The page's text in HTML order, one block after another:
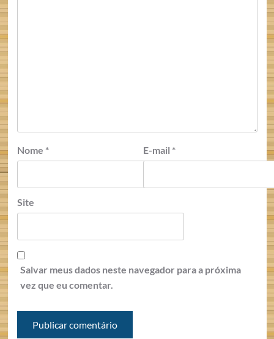
Nome * E-mail *
Site
Salvar meus dados neste navegador para a próxima
vez que eu comentar.